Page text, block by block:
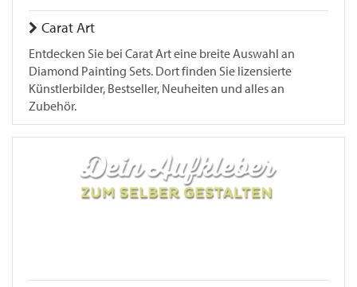
Carat Art
Entdecken Sie bei Carat Art eine breite Auswahl an
Diamond Painting Sets. Dort finden Sie lizensierte
Künstlerbilder, Bestseller, Neuheiten und alles an
Zubehör.